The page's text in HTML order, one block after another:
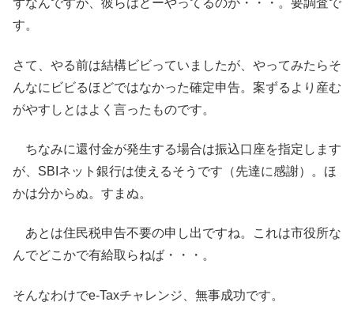
ずなんですが、彼らはどーやってるのか・・・。要調査で
す。
さて、やる前は結構ビビっていましたが、やってみたらそ
んなにビビるほどではなかった確定申告。案ずるより産む
がやすしとはよく言ったものです。
ちなみに還付金が発生する場合は振込口座を指定します
が、SBIネット銀行は使えるそうです（先達に感謝）。ほ
かは分からぬ。すまぬ。
あとは住民税申告不要の申し出ですね。これは市役所な
んでどこかで有給取らねば・・・。
そんなわけでe-Taxチャレンジ、無事成功です。